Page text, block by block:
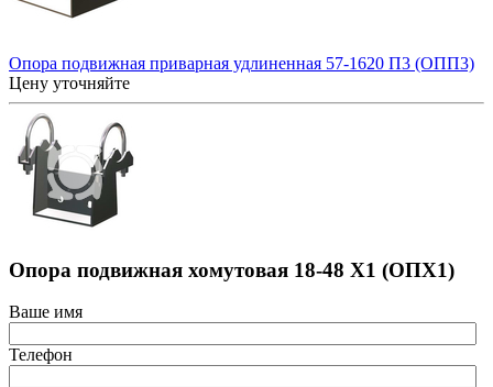
Опора подвижная приварная удлиненная 57-1620 П3 (ОПП3)
Цену уточняйте
Опора подвижная хомутовая 18-48 Х1 (ОПХ1)
Ваше имя
Телефон